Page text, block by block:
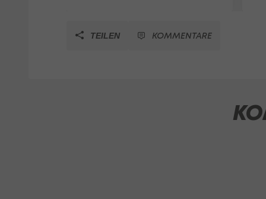
TEILEN KOMMENTARE